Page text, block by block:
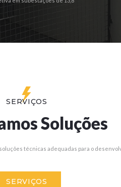
SERVIÇOS
Soluções
técnicas adequadas para o
SERVIÇOS